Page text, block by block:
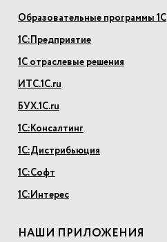
Образовательные программы 1С
1С:Предприятие
1С отраслевые решения
ИТС.1С.ru
БУХ.1С.ru
1С:Консалтинг
1С:Дистрибьюция
1С:Софт
1С:Интерес
НАШИ ПРИЛОЖЕНИЯ